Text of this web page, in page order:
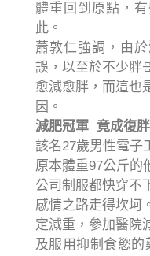
體重回到原點，
此。
蕭敦仁強調，由於
誤，以至於不少胖
愈減愈胖，而這也
因。
減肥冠軍 竟成復
該名27歲男性電子
原本體重97公斤的
公司制服都快穿不
感情之路走得坎坷
定減重，參加醫院
及服用抑制食慾的